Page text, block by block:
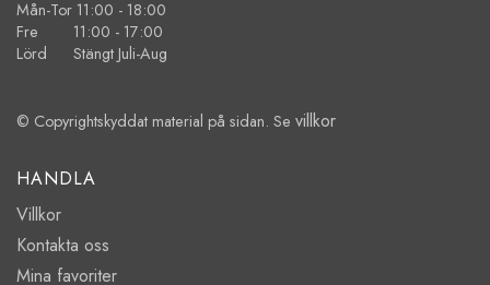
Mån-Tor 11:00 - 18:00
Fre 11:00 - 17:00
Lörd Stängt Juli-Aug
© Copyrightskyddat material på sidan. Se villkor
HANDLA
Villkor
Kontakta oss
Mina favoriter